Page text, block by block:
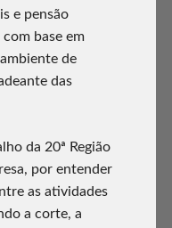
e pensão
base em
de
das
da 20ª Região
por entender
as atividades
a corte, a